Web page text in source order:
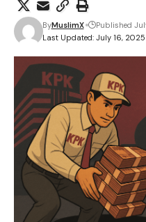
Last Updated: July 16, 2025
ByMuslimX Published